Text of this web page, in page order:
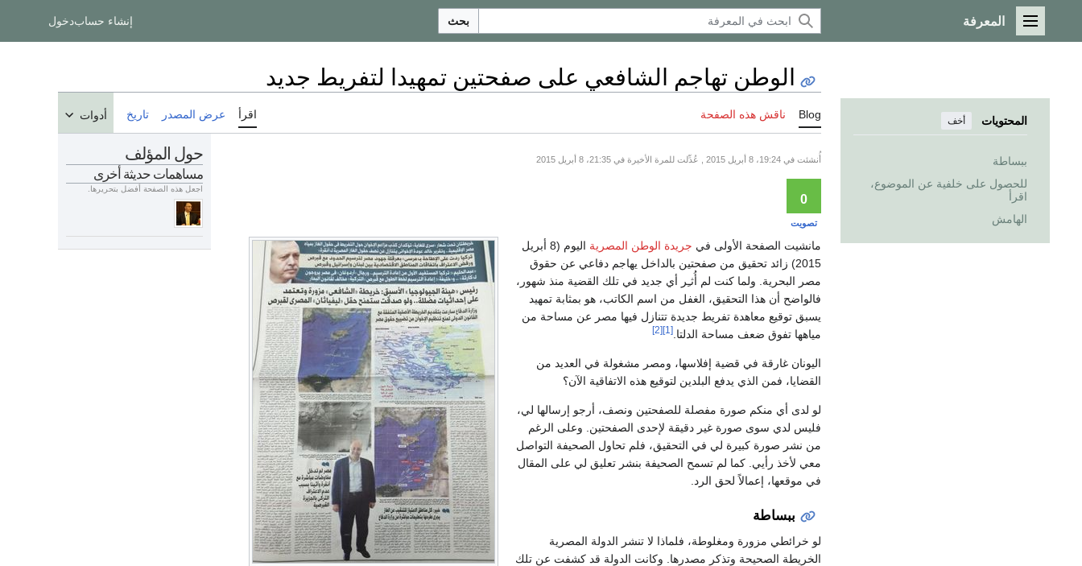
القائمة الرئيسية
المعرفة بحث إنشاء حسابدخول
المحتويات أخف
ببساطة
للحصول على خلفية عن الموضوع،
اقرأ
الهامش
الوطن تهاجم الشافعي على صفحتين تمهيدا لتفريط جديد
Blog ناقش هذه الصفحة اقرأ عرض المصدر تاريخ أدوات
حول المؤلف
مساهمات حديثة أخرى
اجعل هذه الصفحة أفضل بتحريرها.
أُنشئت في 19:24، 8 أبريل 2015 , عُدِّلت للمرة الأخيرة في 21:35، 8 أبريل 2015
0
تصويت
مانشيت الصفحة الأولى في جريدة الوطن المصرية
اليوم (8 أبريل
2015) زائد تحقيق من صفحتين بالداخل يهاجم دفاعي عن حقوق
مصر البحرية. ولما كنت لم أُثـِر أي جديد في تلك القضية منذ شهور،
فالواضح أن هذا التحقيق، الغفل من اسم الكاتب، هو بمثابة تمهيد
يسبق توقيع معاهدة تفريط جديدة تتنازل فيها مصر عن مساحة من
مياهها تفوق ضعف مساحة الدلتا. [1]
[2]
اليونان غارقة في قضية إفلاسها، ومصر مشغولة في العديد من
القضايا، فمن الذي يدفع البلدين لتوقيع هذه الاتفاقية الآن؟
لو لدى أي منكم صورة مفصلة للصفحتين ونصف، أرجو إرسالها لي،
فليس لدي سوى صورة غير دقيقة لإحدى الصفحتين. وعلى الرغم
من نشر صورة كبيرة لي في التحقيق، فلم تحاول الصحيفة التواصل
معي لأخذ رأيي. كما لم تسمح الصحيفة بنشر تعليق لي على المقال
في موقعها، إعمالاً لحق الرد.
ببساطة
لو خرائطي مزورة ومغلوطة، فلماذا لا تنشر الدولة المصرية
الخريطة الصحيحة وتذكر مصدرها. وكانت الدولة قد كشفت عن تلك